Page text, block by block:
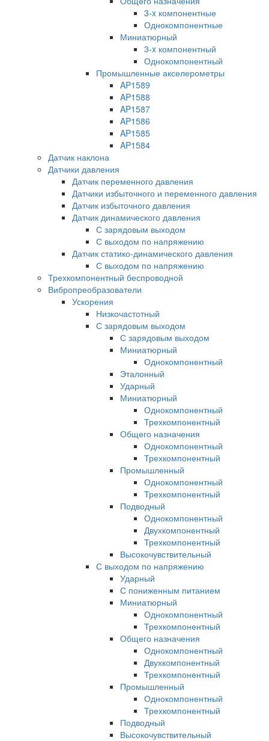
3-x компонентные
Однокомпонентные
Миниатюрный
3-x компонентный
Однокомпонентный
Промышленные акселерометры
AP1589
AP1588
AP1587
AP1586
AP1585
AP1584
Датчик наклона
Датчики давления
Датчик переменного давления
Датчики избыточного и переменного давления
Датчик избыточного давления
Датчик динамического давления
С зарядовым выходом
С выходом по напряжению
Датчик статико-динамического давления
С выходом по напряжению
Трехкомпонентный беспроводной
Вибропреобразователи
Ускорения
Низкочастотный
С зарядовым выходом
С зарядовым выходом
Миниатюрный
Однокомпонентный
Эталонный
Ударный
Миниатюрный
Однокомпонентный
Трехкомпонентный
Общего назначения
Однокомпонентный
Трехкомпонентный
Промышленный
Однокомпонентный
Трехкомпонентный
Подводный
Однокомпонентный
Двухкомпонентный
Трехкомпонентный
Высокочувствительный
С выходом по напряжению
Ударный
С пониженным питанием
Миниатюрный
Однокомпонентный
Трехкомпонентный
Общего назначения
Однокомпонентный
Двухкомпонентный
Трехкомпонентный
Промышленный
Однокомпонентный
Трехкомпонентный
Подводный
Высокочувствительный